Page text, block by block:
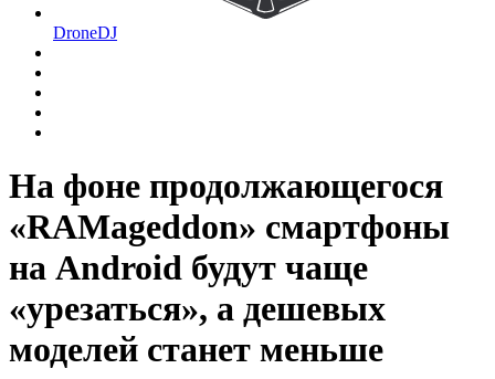
DroneDJ
На фоне продолжающегося
«RAMageddon» смартфоны
на Android будут чаще
«урезаться», а дешевых
моделей станет меньше